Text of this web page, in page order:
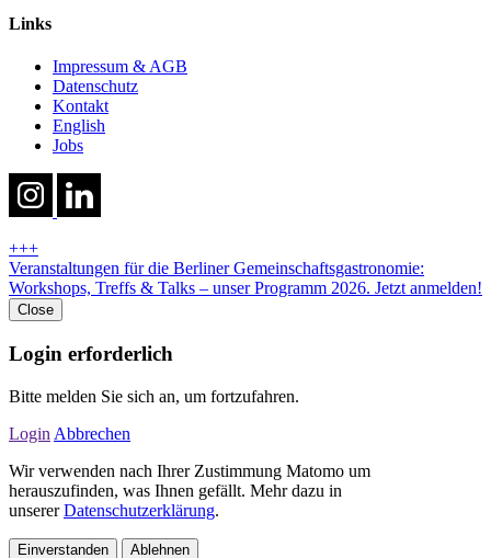
Links
Impressum & AGB
Datenschutz
Kontakt
English
Jobs
+++
Veranstaltungen für die Berliner Gemeinschaftsgastronomie:
Workshops, Treffs & Talks – unser Programm 2026. Jetzt anmelden!
Close
Login erforderlich
Bitte melden Sie sich an, um fortzufahren.
Login Abbrechen
Wir verwenden nach Ihrer Zustimmung Matomo um
herauszufinden, was Ihnen gefällt. Mehr dazu in
unsererDatenschutzerklärung.
Einverstanden Ablehnen